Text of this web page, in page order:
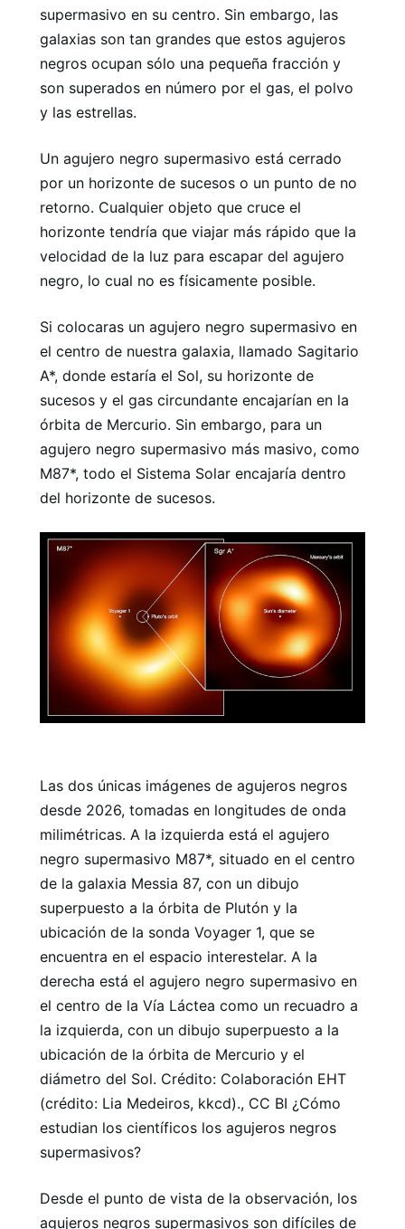
supermasivo en su centro. Sin embargo, las
galaxias son tan grandes que estos agujeros
negros ocupan sólo una pequeña fracción y
son superados en número por el gas, el polvo
y las estrellas.
Un agujero negro supermasivo está cerrado
por un horizonte de sucesos o un punto de no
retorno. Cualquier objeto que cruce el
horizonte tendría que viajar más rápido que la
velocidad de la luz para escapar del agujero
negro, lo cual no es físicamente posible.
Si colocaras un agujero negro supermasivo en
el centro de nuestra galaxia, llamado Sagitario
A*, donde estaría el Sol, su horizonte de
sucesos y el gas circundante encajarían en la
órbita de Mercurio. Sin embargo, para un
agujero negro supermasivo más masivo, como
M87*, todo el Sistema Solar encajaría dentro
del horizonte de sucesos.
Las dos únicas imágenes de agujeros negros
desde 2026, tomadas en longitudes de onda
milimétricas. A la izquierda está el agujero
negro supermasivo M87*, situado en el centro
de la galaxia Messia 87, con un dibujo
superpuesto a la órbita de Plutón y la
ubicación de la sonda Voyager 1, que se
encuentra en el espacio interestelar. A la
derecha está el agujero negro supermasivo en
el centro de la Vía Láctea como un recuadro a
la izquierda, con un dibujo superpuesto a la
ubicación de la órbita de Mercurio y el
diámetro del Sol. Crédito: Colaboración EHT
(crédito: Lia Medeiros, kkcd)., CC BI ¿Cómo
estudian los científicos los agujeros negros
supermasivos?
Desde el punto de vista de la observación, los
agujeros negros supermasivos son difíciles de